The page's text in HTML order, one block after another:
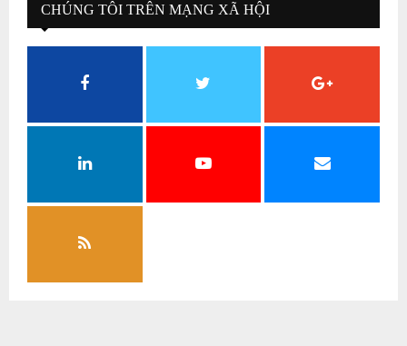
CHÚNG TÔI TRÊN MẠNG XÃ HỘI